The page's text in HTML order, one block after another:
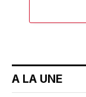
A LA UNE